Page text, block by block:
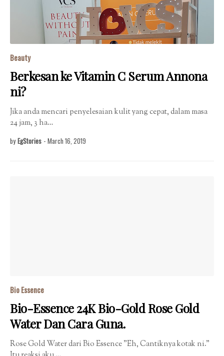
Beauty
Berkesan ke Vitamin C Serum Annona
ni?
Jika anda mencari penyelesaian kulit yang cepat, dalam masa
24 jam, 3 ha…
by EgStories - March 16, 2019
Bio Essence
Bio-Essence 24K Bio-Gold Rose Gold
Water Dan Cara Guna.
Rose Gold Water dari Bio Essence "Eh, Cantiknya kotak ni."